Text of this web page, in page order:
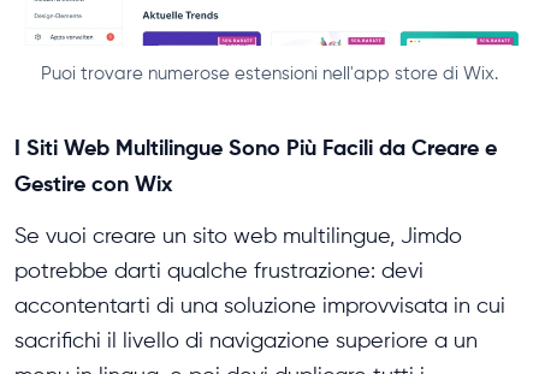
Puoi trovare numerose estensioni nell'app store di Wix.
I Siti Web Multilingue Sono Più Facili da Creare e
Gestire con Wix
Se vuoi creare un sito web multilingue, Jimdo
potrebbe darti qualche frustrazione: devi
accontentarti di una soluzione improvvisata in cui
sacrifichi il livello di navigazione superiore a un